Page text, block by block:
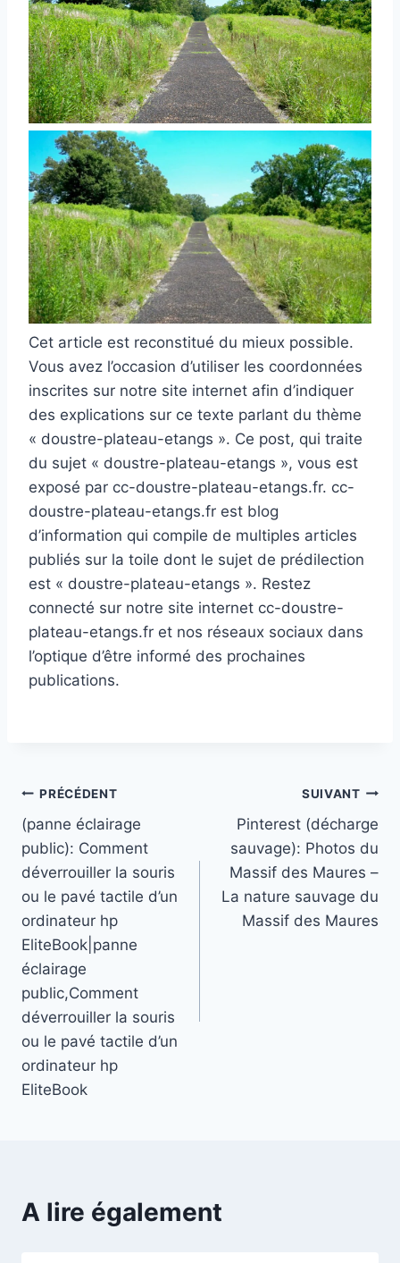
Cet article est reconstitué du mieux possible.
Vous avez l’occasion d’utiliser les coordonnées
inscrites sur notre site internet afin d’indiquer
des explications sur ce texte parlant du thème
« doustre-plateau-etangs ». Ce post, qui traite
du sujet « doustre-plateau-etangs », vous est
exposé par cc-doustre-plateau-etangs.fr. cc-
doustre-plateau-etangs.fr est blog
d’information qui compile de multiples articles
publiés sur la toile dont le sujet de prédilection
est « doustre-plateau-etangs ». Restez
connecté sur notre site internet cc-doustre-
plateau-etangs.fr et nos réseaux sociaux dans
l’optique d’être informé des prochaines
publications.
Navigation
de
l’article
PRÉCÉDENT
(panne éclairage
public): Comment
déverrouiller la souris
ou le pavé tactile d’un
ordinateur hp
EliteBook|panne
éclairage
public,Comment
déverrouiller la souris
ou le pavé tactile d’un
ordinateur hp
EliteBook
SUIVANT
Pinterest (décharge
sauvage): Photos du
Massif des Maures –
La nature sauvage du
Massif des Maures
A lire également